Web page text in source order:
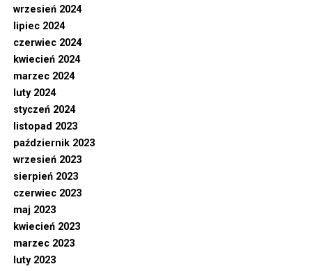
wrzesień 2024
lipiec 2024
czerwiec 2024
kwiecień 2024
marzec 2024
luty 2024
styczeń 2024
listopad 2023
październik 2023
wrzesień 2023
sierpień 2023
czerwiec 2023
maj 2023
kwiecień 2023
marzec 2023
luty 2023